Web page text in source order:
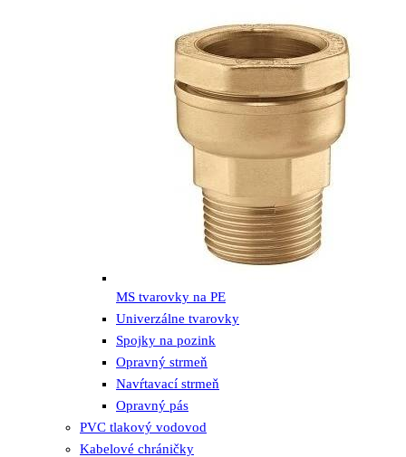
MS tvarovky na PE
Univerzálne tvarovky
Spojky na pozink
Opravný strmeň
Navŕtavací strmeň
Opravný pás
PVC tlakový vodovod
Kabelové chráničky